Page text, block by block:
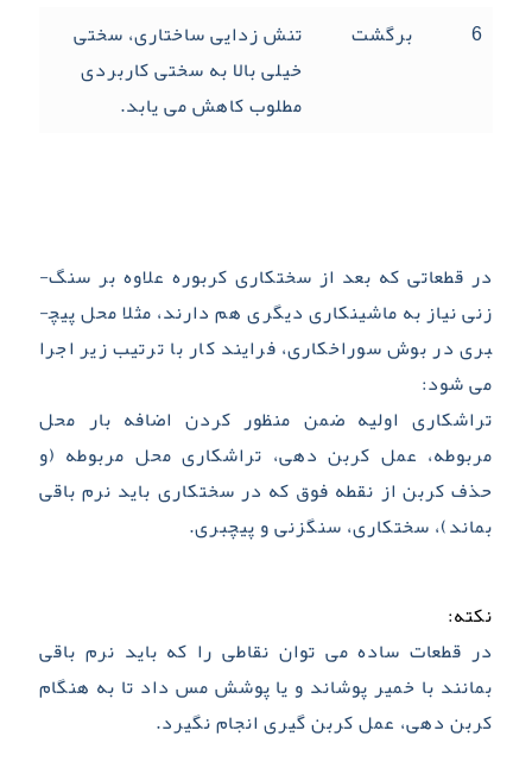
6 برگشت
تنش زدایی ساختاری، سختی
خیلی بالا به سختی کاربردی
مطلوب کاهش می­ یابد.
در قطعاتی که بعد از سختکاری کربوره علاوه بر سنگ­
زنی نیاز به ماشینکاری دیگری هم دارند، مثلا محل پیچ­
بری در بوش سوراخکاری، فرایند کار با ترتیب زیر اجرا
می ­شود:
تراشکاری اولیه ضمن منظور کردن اضافه بار محل
مربوطه، عمل کربن­ دهی، تراشکاری محل مربوطه (و
حذف کربن از نقطه فوق که در سختکاری باید نرم باقی
بماند)، سختکاری، سنگ­زنی و پیچ­بری.
نکته:
در قطعات ساده می­ توان نقاطی را که باید نرم باقی
بمانند با خمیر پوشاند و یا پوشش مس داد تا به هنگام
کربن­ دهی، عمل کربن­ گیری انجام نگیرد.